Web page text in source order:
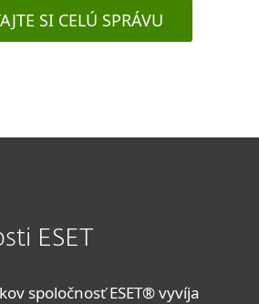
SI CELÚ SPRÁVU
ESET
spoločnosť ESET® vyvíja